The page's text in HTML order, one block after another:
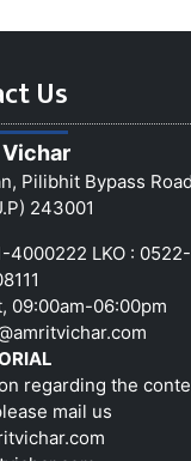
Us
Pilibhit Bypass
243001
4000222 LKO : 0522-
09:00am-06:00pm
regarding the
mail us